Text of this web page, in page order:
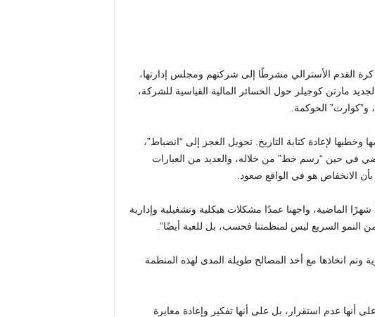
القدم الأسترالي مشرطًا إلى شركتهم ومجلس إدارتها،
مارتن كوجيلر حول الخسائر المالية القياسية للشركة،
و”كوارث” الحوكمة.
لإعادة كتابة التاريخ. تحويل العجز إلى “انضباط”،
في حين “رسم خط” من خلاله، والعديد من العبارات
الانخفاض هو في الواقع صعود.
وقال إسحاق في كلمته الافتتاحية: “على مدار الـ 18 شهرًا الماضية، واجهنا عمدًا مشكلات هيكلية وتشغيلية وإدارية
النمو السريع ليس لمنظمتنا فحسب، بل للعبة أيضًا”.
اتخاذها مع أخذ المصالح طويلة المدى لهذه المنظمة
أنها عدم استقرار، بل على أنها تفكير وإعادة معايرة